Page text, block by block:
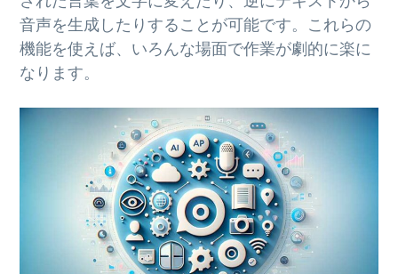
音声を生成したりすることが可能です。これらの
機能を使えば、いろんな場面で作業が劇的に楽に
なります。